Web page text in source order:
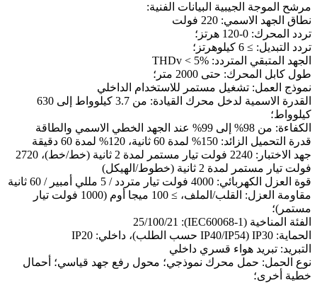
مرشح الموجة الجيبية البيانات الفنية:
نطاق الجهد الاسمي: 220 فولت
تردد المحرك: 0-120 هرتز؛
تردد التبديل: ≥ 6 كيلوهرتز؛
الجهد المتبقي المتردد: THDv < 5%
طول كابل المحرك: حتى 2000 متر؛
نموذج العمل: تشغيل مستمر للاستخدام الداخلي
القدرة الاسمية لدخل محرك القيادة: من 3.7 كيلوواط إلى 630
كيلوواط؛
الكفاءة: من 98% إلى 99% عند الجهد الخطي الاسمي والطاقة
قدرة التحميل الزائد: 150% لمدة 60 ثانية، 120% لمدة 60 دقيقة
جهد الاختبار: 2240 فولت تيار مستمر لمدة 2 ثانية (خط/خط)، 2720
فولت تيار مستمر لمدة 2 ثانية (خطوط/الهيكل)
قوة العزل الكهربائي: 4000 فولت تيار متردد / 5 مللي أمبير / 60 ثانية
مقاومة العزل: القلب/الملف، ≥ 100 ميجا أوم (1000 فولت تيار
مستمر)؛
الفئة المناخية (IEC60068-1): 25/100/21
الحماية: IP30 (IP40/IP54 حسب الطلب)، داخلي: IP20
التبريد: تبريد هواء قسري داخلي
نوع الحمل: حمل محرك نموذجي؛ محول رفع جهد قياسي؛ أحمال
خطية أخرى؛